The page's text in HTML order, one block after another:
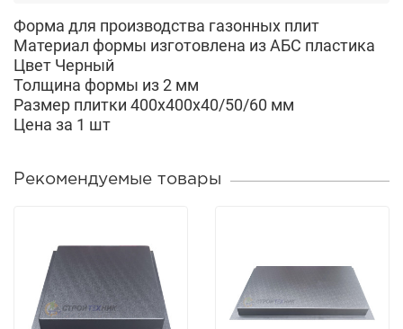
Форма для производства газонных плит
Материал формы изготовлена из АБС пластика
Цвет Черный
Толщина формы из 2 мм
Размер плитки 400х400х40/50/60 мм
Цена за 1 шт
Рекомендуемые товары